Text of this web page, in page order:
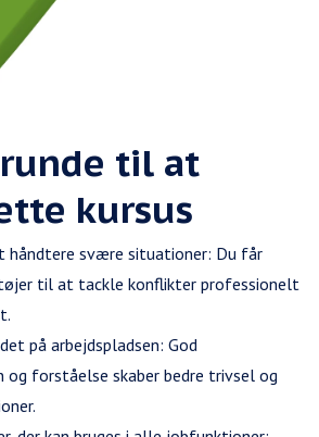
til at
kursus
håndtere svære situationer: Du får
til at tackle konflikter professionelt
på arbejdspladsen: God
og forståelse skaber bedre trivsel og